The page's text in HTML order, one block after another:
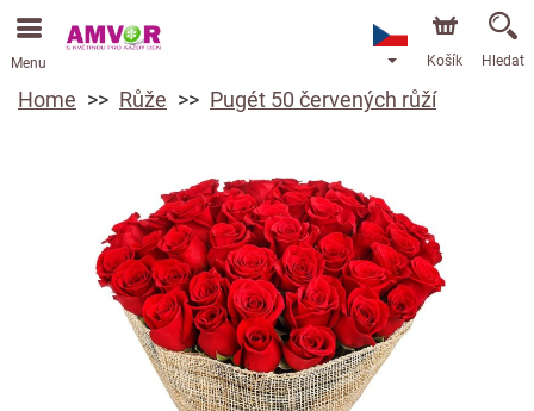
Menu Košík Hledat
Home Růže Pugét 50 červených růží